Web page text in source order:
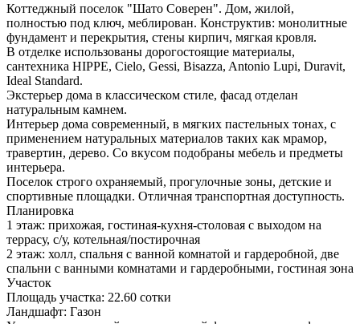
Коттеджный поселок "Шато Соверен". Дом, жилой,
полностью под ключ, меблирован. Конструктив: монолитные
фундамент и перекрытия, стены кирпич, мягкая кровля.
В отделке использованы дорогостоящие материалы,
сантехника HIPPE, Cielo, Gessi, Bisazza, Antonio Lupi, Duravit,
Ideal Standard.
Экстерьер дома в классическом стиле, фасад отделан
натуральным камнем.
Интерьер дома современный, в мягких пастельных тонах, с
применением натуральных материалов таких как мрамор,
травертин, дерево. Со вкусом подобраны мебель и предметы
интерьера.
Поселок строго охраняемый, прогулочные зоны, детские и
спортивные площадки. Отличная транспортная доступность.
Планировка
1 этаж: прихожая, гостиная-кухня-столовая с выходом на
террасу, с/у, котельная/постирочная
2 этаж: холл, спальня с ванной комнатой и гардеробной, две
спальни с ванными комнатами и гардеробными, гостиная зона
Участок
Площадь участка: 22.60 сотки
Ландшафт: Газон